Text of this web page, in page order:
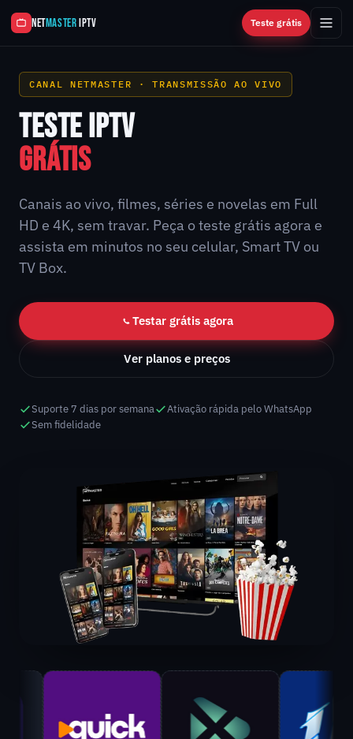
NETMASTERIPTV Teste grátis
CANAL NETMASTER · TRANSMISSÃO AO VIVO
TESTE IPTV
GRÁTIS
Canais ao vivo, filmes, séries e novelas em Full
HD e 4K, sem travar. Peça o teste grátis agora e
assista em minutos no seu celular, Smart TV ou
TV Box.
Testar grátis agora
Ver planos e preços
Suporte 7 dias por semana
Ativação rápida pelo WhatsApp
Sem fidelidade